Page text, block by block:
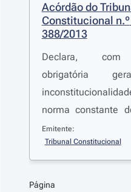
Acórdão do
Constitucional n.º
388/2013
Declara,
obrigatória
norma constante
814.º, n.º 2, do
Processo Civil, na
doDecreto-
226/2008
Emitente:
Tribunal Constitucional
Página